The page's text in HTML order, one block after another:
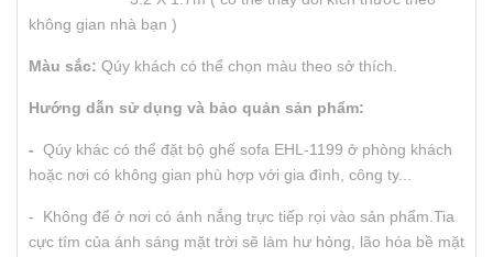
không gian nhà bạn )
Màu sắc: Qúy khách có thể chọn màu theo sở thích.
Hướng dẫn sử dụng và bảo quản sản phẩm:
- Qúy khác có thể đặt bộ ghế sofa EHL-1199 ở phòng khách
hoặc nơi có không gian phù hợp với gia đình, công ty...
- Không để ở nơi có ánh nắng trực tiếp rọi vào sản phẩm.Tia
cực tím của ánh sáng mặt trời sẽ làm hư hỏng, lão hóa bề mặt